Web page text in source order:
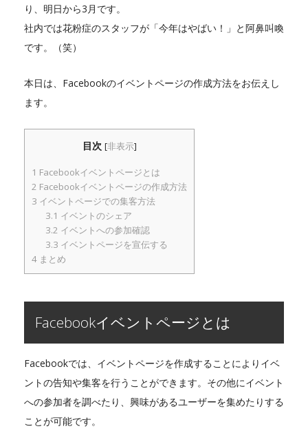
り、明日から3月です。
社内では花粉症のスタッフが「今年はやばい！」と阿鼻叫喚
です。（笑）
本日は、Facebookのイベントページの作成方法をお伝えし
ます。
目次 [非表示]
1 Facebookイベントページとは
2 Facebookイベントページの作成方法
3 イベントページでの集客方法
3.1 イベントのシェア
3.2 イベントへの参加確認
3.3 イベントページを宣伝する
4 まとめ
Facebookイベントページとは
Facebookでは、イベントページを作成することによりイベ
ントの告知や集客を行うことができます。その他にイベント
への参加者を調べたり、興味があるユーザーを集めたりする
ことが可能です。